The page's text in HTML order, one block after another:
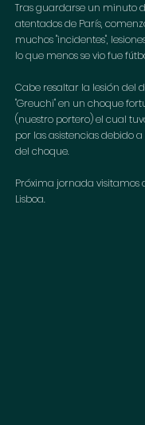
Tras guardarse un minuto
atentados de París,
muchos "incidentes",
lo que menos se vio fue
Cabe resaltar la lesión del
"Greuchi" en un choque
(nuestro portero) el cual
por las asistencias debido
del choque.
Próxima jornada visitamos
Lisboa.